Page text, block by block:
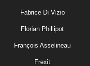
Fabrice Di Vizio
Florian Phillipot
François Asselineau
Frexit